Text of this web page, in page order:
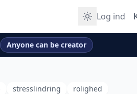
Log ind
Anyone can be creator
stresslindring rolighed